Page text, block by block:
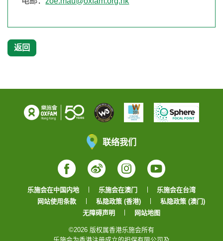
返回
联络我们
Facebook
WeiboInstagram
YouTube
乐施会在中国内地 乐施会在澳门
乐施会在台湾
网站使用条款
私隐政策 (香港)
私隐政策 (澳门)
无障碍声明
网站地图
©2026 版权属香港乐施会所有